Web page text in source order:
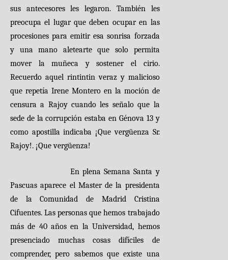
sus antecesores les legaron. También les
preocupa el lugar que deben ocupar en las
procesiones para emitir esa sonrisa forzada
y una mano aletearte que solo permita
mover la muñeca y sostener el cirio.
Recuerdo aquel rintintin veraz y malicioso
que repetía Irene Montero en la moción de
censura a Rajoy cuando les señalo que la
sede de la corrupción estaba en Génova 13 y
como apostilla indicaba ¡Que vergüenza Sr.
Rajoy!. ¡Que vergüenza!
En plena Semana Santa y
Pascuas aparece el Master de la presidenta
de la Comunidad de Madrid Cristina
Cifuentes. Las personas que hemos trabajado
más de 40 años en la Universidad, hemos
presenciado muchas cosas difíciles de
comprender, pero sabemos que existe una